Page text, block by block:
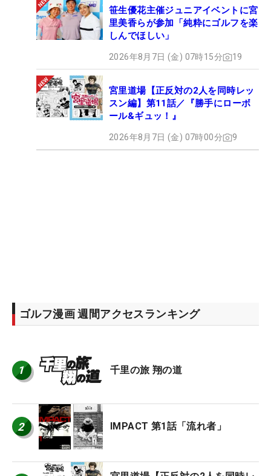
笹生優花主催ジュニアイベントに宮
里美香らが参加「純粋にゴルフを楽
しんでほしい」
2026年8月7日 (金) 07時15分 19
宮里道場【正反対の2人を同時レッ
スン編】第11話／『勝手にローボ
ール&ギュッ！』
2026年8月7日 (金) 07時00分 9
ゴルフ漫画 週間アクセスランキング
1 千里の旅 翔の道
2 IMPACT 第1話「流れ者」